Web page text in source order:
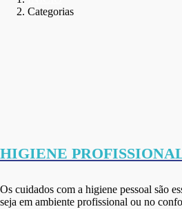
Categorias
HIGIENE
Os cuidados com a higiene pessoal são
seja em ambiente profissional ou no